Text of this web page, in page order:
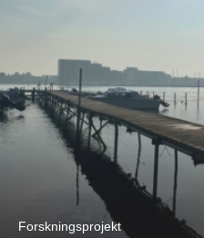
Forskningsprojekt